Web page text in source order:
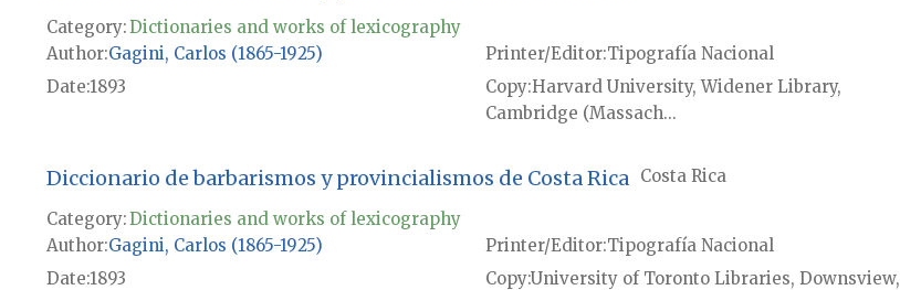
Category:Dictionaries and works of lexicography
Author Gagini, Carlos (1865-1925) Printer/Editor Tipografía Nacional
Date1893 Copy Harvard University, Widener Library,
Cambridge (Massach...
Diccionario de barbarismos y provincialismos de Costa Rica Costa Rica
Category:Dictionaries and works of lexicography
Author Gagini, Carlos (1865-1925) Printer/Editor Tipografía Nacional
Date1893 CopyUniversity of Toronto Libraries, Downsview,